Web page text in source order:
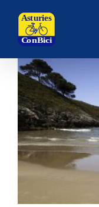
contenido